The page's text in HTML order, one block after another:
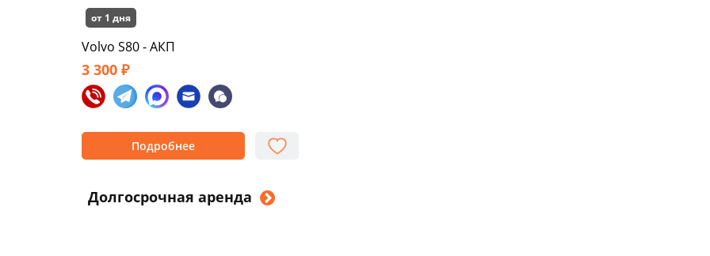
от 1 дня
Volvo S80 - АКП
3 300 ₽
Подробнее
Долгосрочная аренда